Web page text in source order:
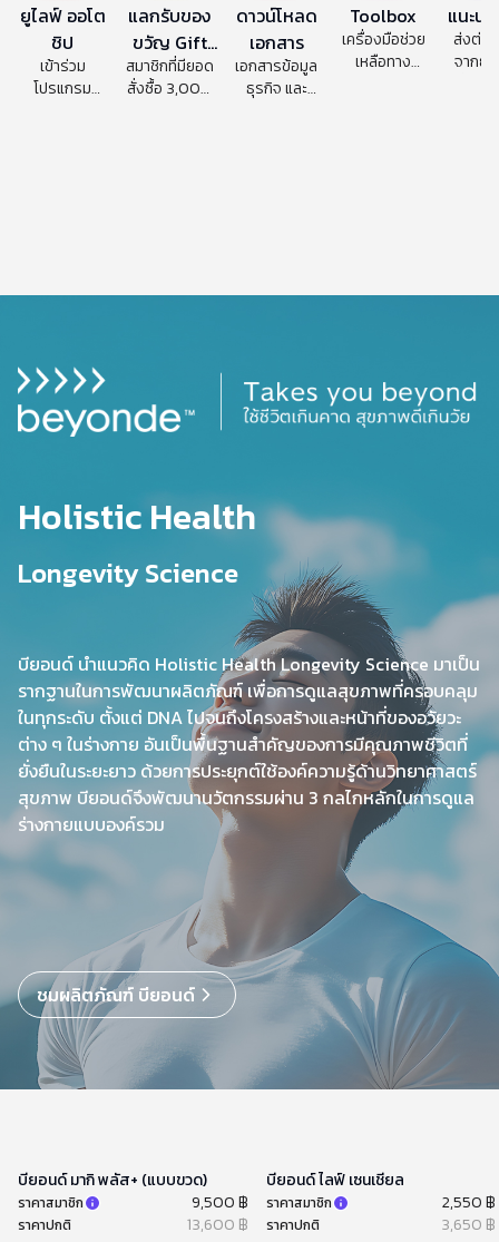
ยูไลฟ์ ออโต
ชิป
เข้าร่วม
โปรแกรม
แลกรับของ
ขวัญ Gift
Redemption
สมาชิกที่มียอด
สั่งซื้อ 3,000
ดาวน์โหลด
เอกสาร
เอกสารข้อมูล
ธุรกิจ และ
Toolbox
เครื่องมือช่วย
เหลือทาง
แนะน
ส่งต่อ
จากยูไ
Holistic Health
Longevity Science
บียอนด์ นำแนวคิด Holistic Health Longevity Science มาเป็น
รากฐานในการพัฒนาผลิตภัณฑ์ เพื่อการดูแลสุขภาพที่ครอบคลุม
ในทุกระดับ ตั้งแต่ DNA ไปจนถึงโครงสร้างและหน้าที่ของอวัยวะ
ต่าง ๆ ในร่างกาย อันเป็นพื้นฐานสำคัญของการมีคุณภาพชีวิตที่
ยั่งยืนในระยะยาว ด้วยการประยุกต์ใช้องค์ความรู้ด้านวิทยาศาสตร์
สุขภาพ บียอนด์จึงพัฒนานวัตกรรมผ่าน 3 กลไกหลักในการดูแล
ร่างกายแบบองค์รวม
ชมผลิตภัณฑ์ บียอนด์
บียอนด์ มากิ พลัส+ (แบบขวด)
ราคาสมาชิก 9,500 ฿
ราคาปกติ 13,600 ฿
บียอนด์ ไลฟ์ เซนเชียล
ราคาสมาชิก 2,550 ฿
ราคาปกติ 3,650 ฿